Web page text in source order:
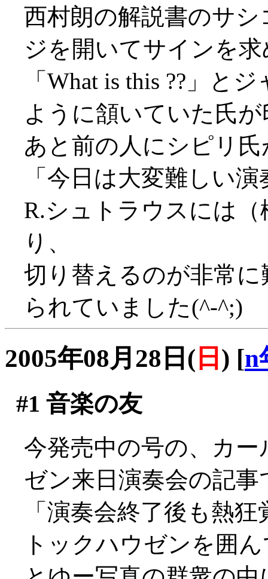
西村朗の解説書のサ
ジを開いてサインを
「What is this ??」と
ように頷いていた氏
あと前の人にシピリ氏
「今日は大変難しい
R.シュトラウスには
り、
切り替えるのが非常
られていました(^-^;)
2005年08月28日( 日 ) [n
#1 音楽の友
今発売中の号の、カ
ゼン来日演奏会の記事
「演奏会終了後も熱
トックハウゼンを囲